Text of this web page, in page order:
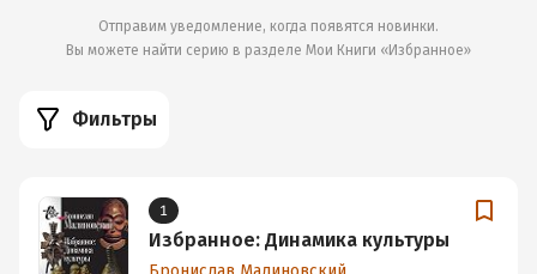
Отправим уведомление, когда появятся новинки.
Вы можете найти серию в разделе Мои Книги «Избранное»
Фильтры
1
Избранное: Динамика культуры